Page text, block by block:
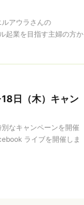
アウラさんの
起業を目指す主婦の方か
日（木）キャン
なキャンペーンを開催
ライブを開催しま